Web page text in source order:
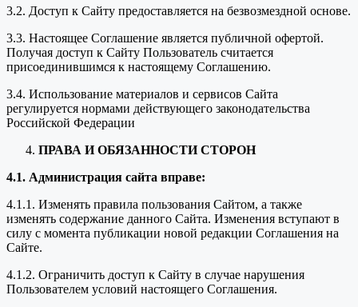
3.2. Доступ к Сайту предоставляется на безвозмездной основе.
3.3. Настоящее Соглашение является публичной офертой.
Получая доступ к Сайту Пользователь считается
присоединившимся к настоящему Соглашению.
3.4. Использование материалов и сервисов Сайта
регулируется нормами действующего законодательства
Российской Федерации
ПРАВА И ОБЯЗАННОСТИ СТОРОН
4.1. Администрация сайта вправе:
4.1.1. Изменять правила пользования Сайтом, а также
изменять содержание данного Сайта. Изменения вступают в
силу с момента публикации новой редакции Соглашения на
Сайте.
4.1.2. Ограничить доступ к Сайту в случае нарушения
Пользователем условий настоящего Соглашения.